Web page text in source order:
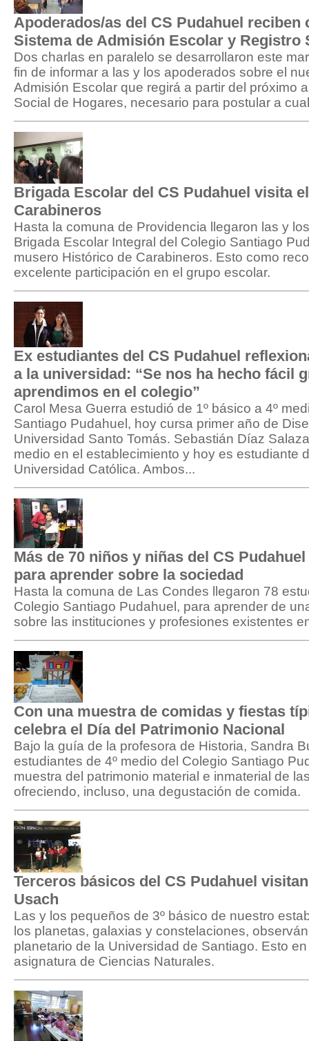
Apoderados/as del CS Pudahuel reciben
Sistema de Admisión Escolar y Registro
Dos charlas en paralelo se desarrollaron este
fin de informar a las y los apoderados sobre el
Admisión Escolar que regirá a partir del próximo
Social de Hogares, necesario para postular a
Brigada Escolar del CS Pudahuel visita
Carabineros
Hasta la comuna de Providencia llegaron las y
Brigada Escolar Integral del Colegio Santiago
musero Histórico de Carabineros. Esto como
excelente participación en el grupo escolar.
Ex estudiantes del CS Pudahuel
a la universidad: “Se nos ha hecho fácil
aprendimos en el colegio”
Carol Mesa Guerra estudió de 1º básico a 4º
Santiago Pudahuel, hoy cursa primer año de
Universidad Santo Tomás. Sebastián Díaz
medio en el establecimiento y hoy es estudiante
Universidad Católica. Ambos...
Más de 70 niños y niñas del CS
para aprender sobre la sociedad
Hasta la comuna de Las Condes llegaron 78
Colegio Santiago Pudahuel, para aprender de
sobre las instituciones y profesiones existentes
Con una muestra de comidas y fiestas
celebra el Día del Patrimonio Nacional
Bajo la guía de la profesora de Historia, Sandra
estudiantes de 4º medio del Colegio Santiago
muestra del patrimonio material e inmaterial de
ofreciendo, incluso, una degustación de comida.
Terceros básicos del CS Pudahuel
Usach
Las y los pequeños de 3º básico de nuestro
los planetas, galaxias y constelaciones,
planetario de la Universidad de Santiago. Esto
asignatura de Ciencias Naturales.